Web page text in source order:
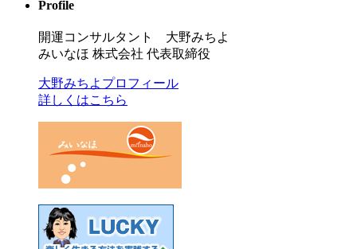
Profile
開運コンサルタント 大野みちよ
みいなほ 株式会社 代表取締役
大野みちよプロフィール
詳しくはこちら